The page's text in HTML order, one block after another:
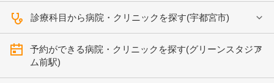
診療科目から病院・クリニックを探す(宇都宮市)
予約ができる病院・クリニックを探す(グリーンスタジア
ム前駅)